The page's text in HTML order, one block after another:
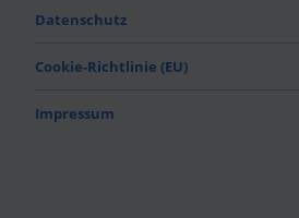
Datenschutz
Cookie-Richtlinie (EU)
Impressum